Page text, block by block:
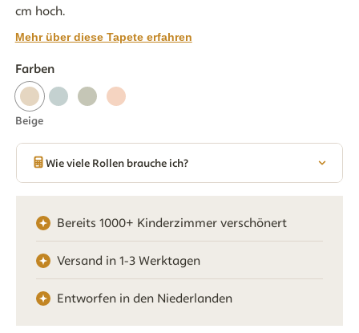
cm hoch.
Mehr über diese Tapete erfahren
Farben
Beige
Wie viele Rollen brauche ich?
Bereits 1000+ Kinderzimmer verschönert
Versand in 1-3 Werktagen
Entworfen in den Niederlanden